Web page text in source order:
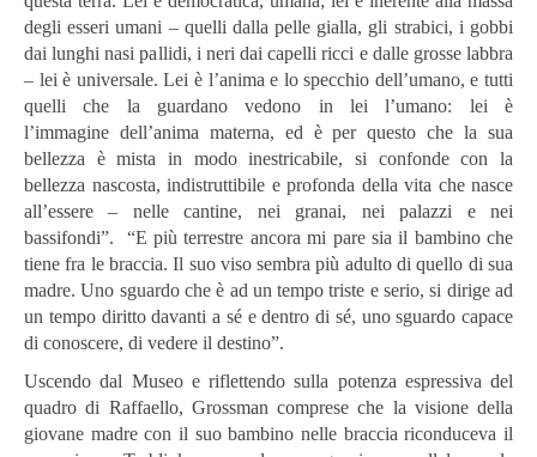
degli esseri umani – quelli dalla pelle gialla, gli strabici, i gobbi
dai lunghi nasi pallidi, i neri dai capelli ricci e dalle grosse labbra
– lei è universale. Lei è l’anima e lo specchio dell’umano, e tutti
quelli che la guardano vedono in lei l’umano: lei è
l’immagine dell’anima materna, ed è per questo che la sua
bellezza è mista in modo inestricabile, si confonde con la
bellezza nascosta, indistruttibile e profonda della vita che nasce
all’essere – nelle cantine, nei granai, nei palazzi e nei
bassifondi”. “E più terrestre ancora mi pare sia il bambino che
tiene fra le braccia. Il suo viso sembra più adulto di quello di sua
madre. Uno sguardo che è ad un tempo triste e serio, si dirige ad
un tempo diritto davanti a sé e dentro di sé, uno sguardo capace
di conoscere, di vedere il destino”.
Uscendo dal Museo e riflettendo sulla potenza espressiva del
quadro di Raffaello, Grossman comprese che la visione della
giovane madre con il suo bambino nelle braccia riconduceva il